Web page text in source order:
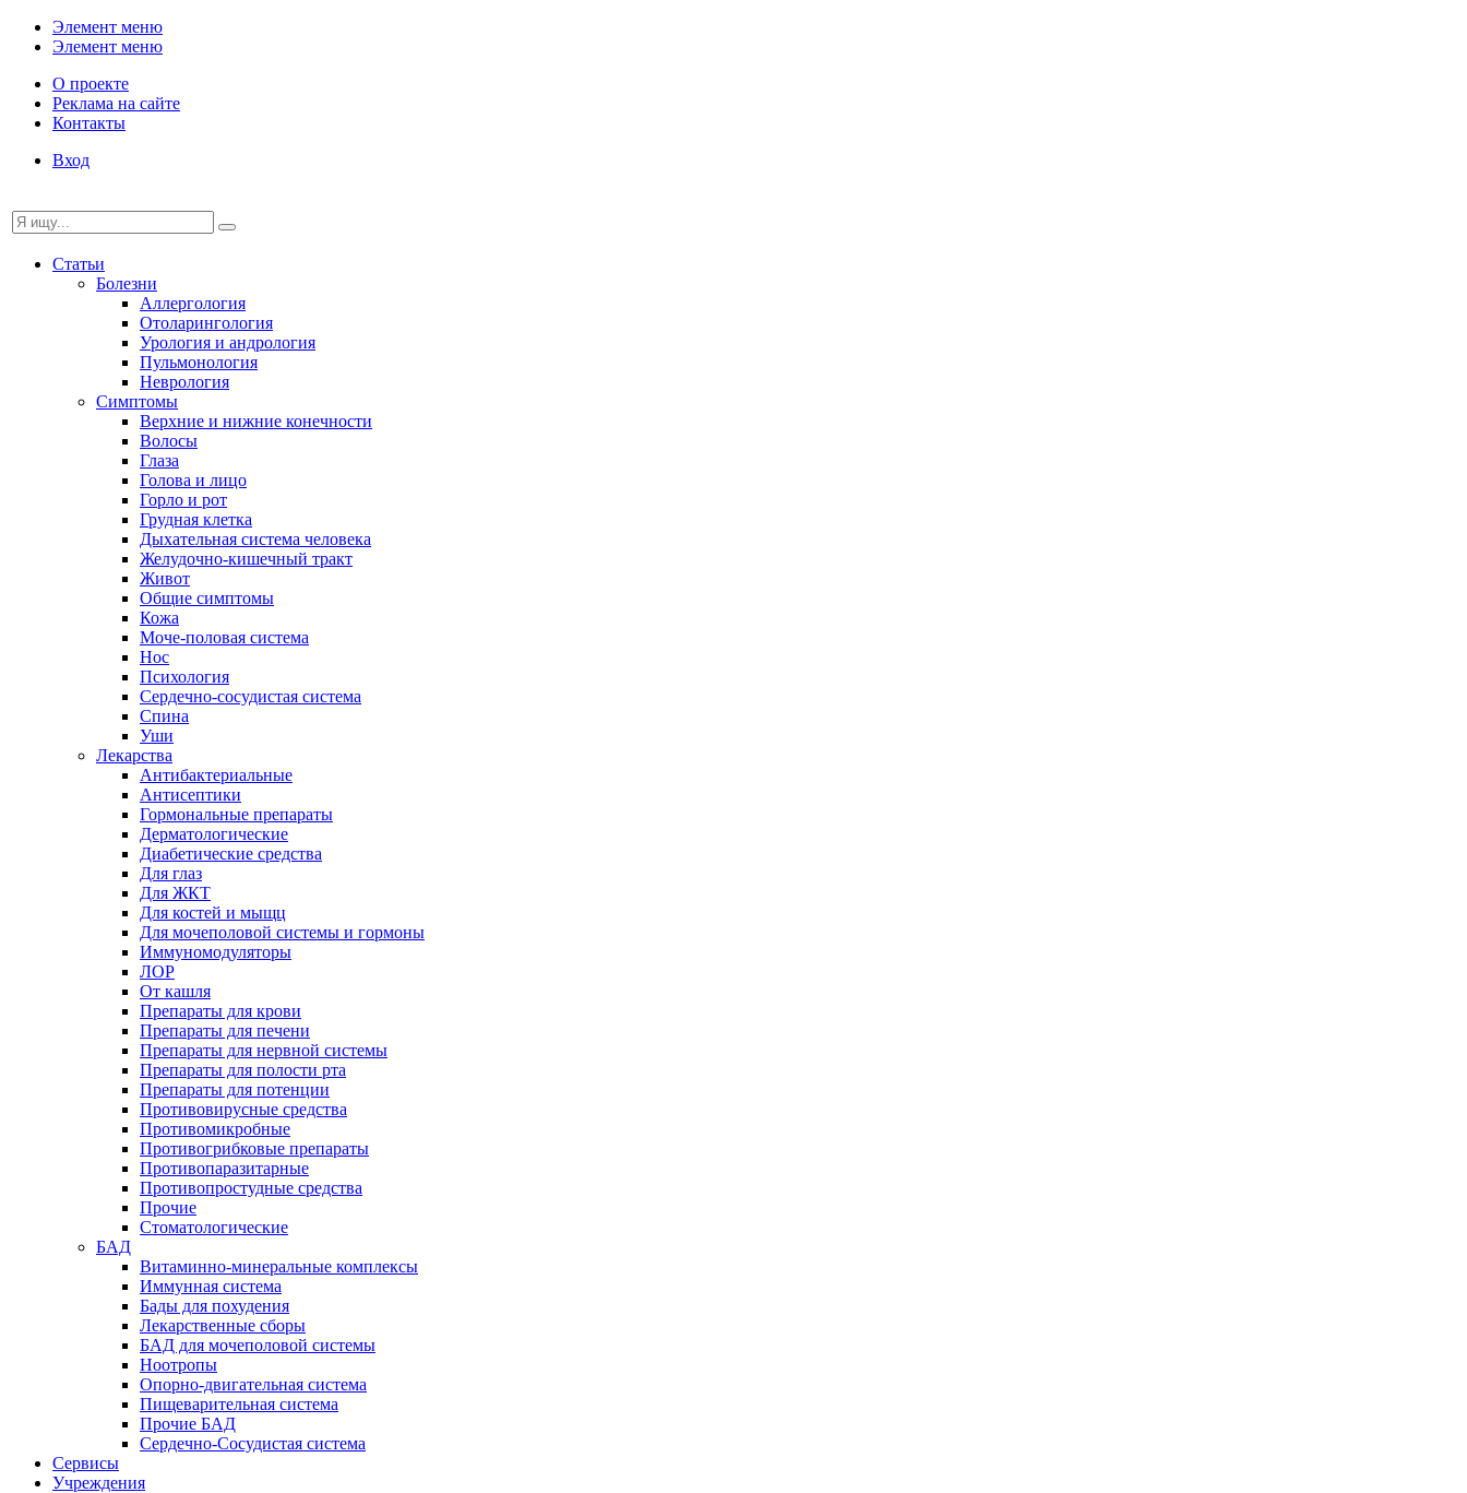
Элемент меню
Элемент меню
О проекте
Реклама на сайте
Контакты
Вход
Статьи
Болезни
Аллергология
Отоларингология
Урология и андрология
Пульмонология
Неврология
Симптомы
Верхние и нижние конечности
Волосы
Глаза
Голова и лицо
Горло и рот
Грудная клетка
Дыхательная система человека
Желудочно-кишечный тракт
Живот
Общие симптомы
Кожа
Моче-половая система
Нос
Психология
Сердечно-сосудистая система
Спина
Уши
Лекарства
Антибактериальные
Антисептики
Гормональные препараты
Дерматологические
Диабетические средства
Для глаз
Для ЖКТ
Для костей и мыщц
Для мочеполовой системы и гормоны
Иммуномодуляторы
ЛОР
От кашля
Препараты для крови
Препараты для печени
Препараты для нервной системы
Препараты для полости рта
Препараты для потенции
Противовирусные средства
Противомикробные
Противогрибковые препараты
Противопаразитарные
Противопростудные средства
Прочие
Стоматологические
БАД
Витаминно-минеральные комплексы
Иммунная система
Бады для похудения
Лекарственные сборы
БАД для мочеполовой системы
Ноотропы
Опорно-двигательная система
Пищеварительная система
Прочие БАД
Сердечно-Сосудистая система
Сервисы
Учреждения